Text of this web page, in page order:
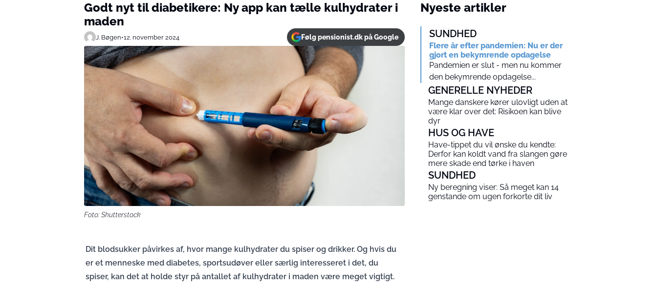
Godt nyt til diabetikere: Ny app kan tælle kulhydrater i
maden
J. Bøgen•12. november 2024 Følg pensionist.dk på Google
Foto: Shutterstock
Dit blodsukker påvirkes af, hvor mange kulhydrater du spiser og drikker. Og hvis du
er et menneske med diabetes, sportsudøver eller særlig interesseret i det, du
spiser, kan det at holde styr på antallet af kulhydrater i maden være meget vigtigt.
Nyeste artikler
SUNDHED
Flere år efter pandemien: Nu er der
gjort en bekymrende opdagelse
Pandemien er slut - men nu kommer
den bekymrende opdagelse...
GENERELLE NYHEDER
Mange danskere kører ulovligt uden at
være klar over det: Risikoen kan blive
dyr
HUS OG HAVE
Have-tippet du vil ønske du kendte:
Derfor kan koldt vand fra slangen gøre
mere skade end tørke i haven
SUNDHED
Ny beregning viser: Så meget kan 14
genstande om ugen forkorte dit liv